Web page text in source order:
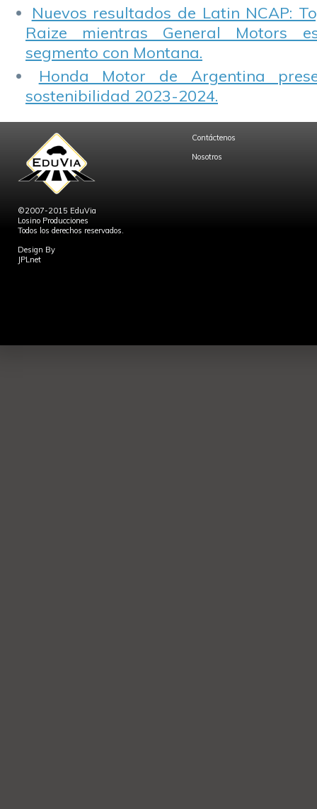
Nuevos resultados de Latin NCAP:
Raize mientras General Motors
segmento con Montana.
Honda Motor de Argentina
sostenibilidad 2023-2024.
©2007-2015 EduVia
Losino Producciones
Todos los derechos reservados.
Design By
JPLnet
Contáctenos
Nosotros